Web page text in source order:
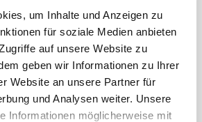
um Inhalte und Anzeigen zu
für soziale Medien anbieten
auf unsere Website zu
geben wir Informationen zu Ihrer
Website an unsere Partner für
und Analysen weiter. Unsere
Informationen möglicherweise mit